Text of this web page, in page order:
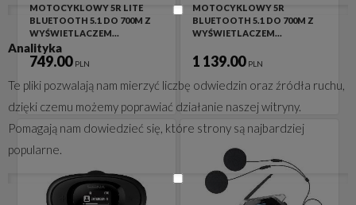
MOTOCYKLOWY 5R LITE
BLUETOOTH 5.1 DO 700M Z
WYŚWIETLACZEM…
749.00 PLN
MOTOCYKLOWY 5R
BLUETOOTH 5.1 DO 700M Z
WYŚWIETLACZEM…
1 139.00 PLN
Analityka
Te pliki pozwalają nam mierzyć liczbę odwiedzin oraz źródła ruchu,
dzięki czemu możemy poprawiać działanie naszej witryny.
Pomagają nam dowiedzieć się, które strony są najbardziej
popularne.